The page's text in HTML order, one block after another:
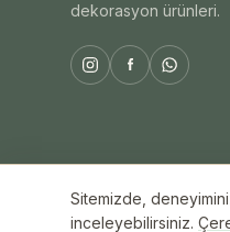
dekorasyon ürünleri.
© 2026 ByAli Home. Tüm
Sitemizde,
inceleyebilirsiniz.